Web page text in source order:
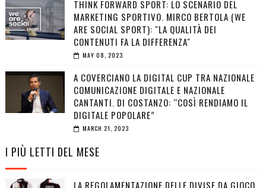
THINK FORWARD SPORT: LO SCENARIO DEL
MARKETING SPORTIVO. MIRCO BERTOLA (WE
ARE SOCIAL SPORT): "LA QUALITÀ DEI
CONTENUTI FA LA DIFFERENZA"
MAY 08, 2023
A COVERCIANO LA DIGITAL CUP TRA NAZIONALE
COMUNICAZIONE DIGITALE E NAZIONALE
CANTANTI. DI COSTANZO: “COSÌ RENDIAMO IL
DIGITALE POPOLARE”
MARCH 21, 2023
I PIÙ LETTI DEL MESE
LA REGOLAMENTAZIONE DELLE DIVISE DA GIOCO